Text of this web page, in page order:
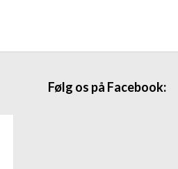
Følg os på Facebook: